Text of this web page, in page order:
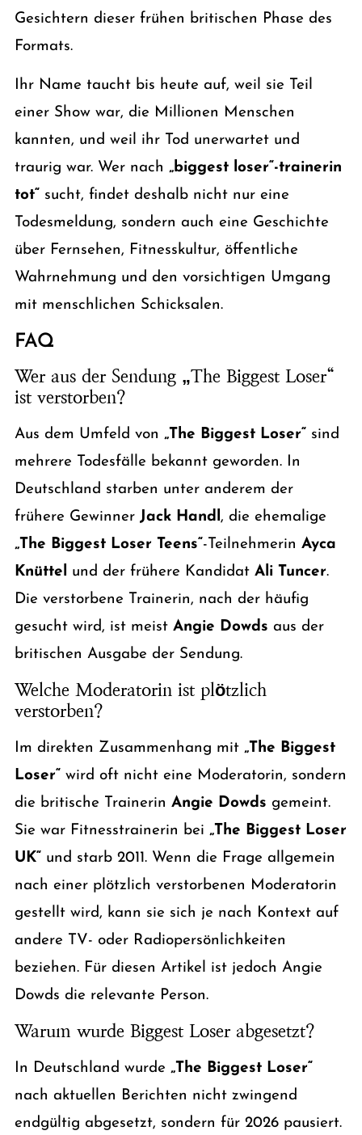
Gesichtern dieser frühen britischen Phase des
Formats.
Ihr Name taucht bis heute auf, weil sie Teil
einer Show war, die Millionen Menschen
kannten, und weil ihr Tod unerwartet und
traurig war. Wer nach „biggest loser“-trainerin
tot“ sucht, findet deshalb nicht nur eine
Todesmeldung, sondern auch eine Geschichte
über Fernsehen, Fitnesskultur, öffentliche
Wahrnehmung und den vorsichtigen Umgang
mit menschlichen Schicksalen.
FAQ
Wer aus der Sendung „The Biggest Loser“
ist verstorben?
Aus dem Umfeld von „The Biggest Loser“ sind
mehrere Todesfälle bekannt geworden. In
Deutschland starben unter anderem der
frühere Gewinner Jack Handl , die ehemalige
„The Biggest Loser Teens“-Teilnehmerin Ayca
Knüttel
und der frühere Kandidat Ali Tuncer.
Die verstorbene Trainerin, nach der häufig
gesucht wird, ist meist Angie Dowds aus der
britischen Ausgabe der Sendung.
Welche Moderatorin ist plötzlich
verstorben?
Im direkten Zusammenhang mit „The Biggest
Loser“ wird oft nicht eine Moderatorin, sondern
die britische Trainerin Angie Dowds gemeint.
Sie war Fitnesstrainerin bei „The Biggest Loser
UK“ und starb 2011. Wenn die Frage allgemein
nach einer plötzlich verstorbenen Moderatorin
gestellt wird, kann sie sich je nach Kontext auf
andere TV- oder Radiopersönlichkeiten
beziehen. Für diesen Artikel ist jedoch Angie
Dowds die relevante Person.
Warum wurde Biggest Loser abgesetzt?
In Deutschland wurde „The Biggest Loser“
nach aktuellen Berichten nicht zwingend
endgültig abgesetzt, sondern für 2026 pausiert.